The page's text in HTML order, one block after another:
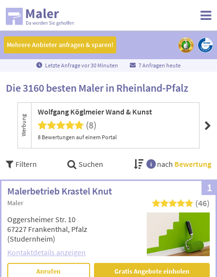
Mehrere Anbieter anfragen & sparen!
Mehrere Anbieter anfragen & sparen!
Letzte Anfrage vor30 Minuten 7 Anfragen heute
Die 3160 besten Maler in Rheinland-Pfalz
Werbung
Wolfgang Köglmeier Wand & Kunst
(8)
8 Bewertungen auf einem Portal
Filtern Suchen nach Bewertung
1
Malerbetrieb Krastel Knut
Maler (46)
Oggersheimer Str. 10
67227 Frankenthal, Pfalz
(Studernheim)
Kontaktdetails anzeigen
Anrufen Gratis Angebote einholen